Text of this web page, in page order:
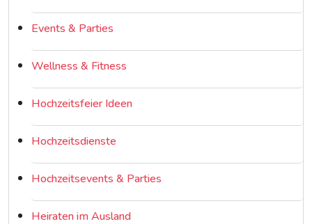
Events & Parties
Wellness & Fitness
Hochzeitsfeier Ideen
Hochzeitsdienste
Hochzeitsevents & Parties
Heiraten im Ausland